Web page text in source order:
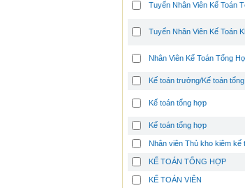
Tuyển Nhân Viên Kế Toán
Tuyển Nhân Viên Kế Toán
Nhân Viên Kế Toán Tổng
Kế toán trưởng/Kế toán
Kế toán tổng hợp
Kế toán tổng hợp
Nhân viên Thủ kho kiêm kế
KẾ TOÁN TỔNG HỢP
KẾ TOÁN VIÊN